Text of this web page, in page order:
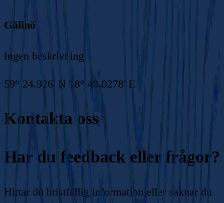
Gällnö
Ingen beskrivning
59° 24.926' N 18° 40.0278' E
Kontakta oss
Har du feedback eller frågor?
Hittar du bristfällig information eller saknar du